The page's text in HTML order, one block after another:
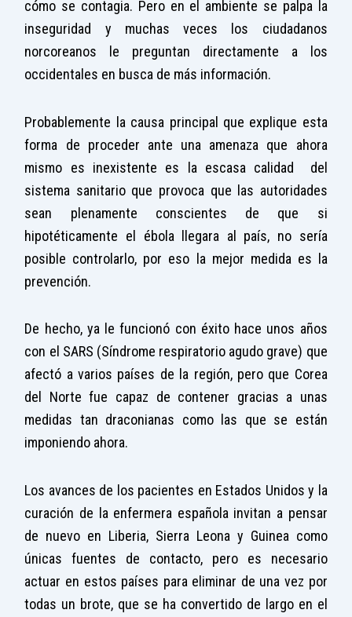
cómo se contagia. Pero en el ambiente se palpa la
inseguridad y muchas veces los ciudadanos
norcoreanos le preguntan directamente a los
occidentales en busca de más información.
Probablemente la causa principal que explique esta
forma de proceder ante una amenaza que ahora
mismo es inexistente es la escasa calidad del
sistema sanitario que provoca que las autoridades
sean plenamente conscientes de que si
hipotéticamente el ébola llegara al país, no sería
posible controlarlo, por eso la mejor medida es la
prevención.
De hecho, ya le funcionó con éxito hace unos años
con el SARS (Síndrome respiratorio agudo grave) que
afectó a varios países de la región, pero que Corea
del Norte fue capaz de contener gracias a unas
medidas tan draconianas como las que se están
imponiendo ahora.
Los avances de los pacientes en Estados Unidos y la
curación de la enfermera española invitan a pensar
de nuevo en Liberia, Sierra Leona y Guinea como
únicas fuentes de contacto, pero es necesario
actuar en estos países para eliminar de una vez por
todas un brote, que se ha convertido de largo en el